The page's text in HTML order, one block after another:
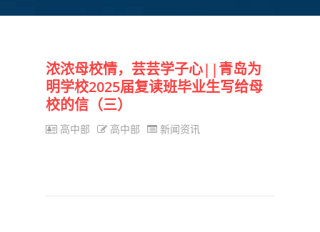
浓浓母校情，芸芸学子心||青岛为
明学校2025届复读班毕业生写给母
校的信（三）
高中部 高中部 新闻资讯